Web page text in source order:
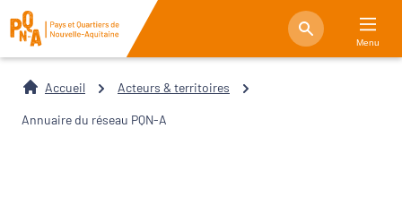
Menu
Accueil Acteurs & territoires
Annuaire du réseau PQN-A